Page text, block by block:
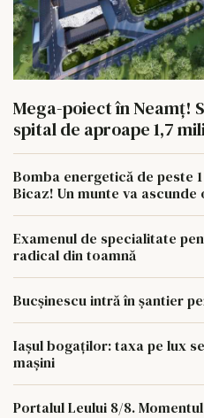
Mega-poiect în Neamț!
spital de aproape 1,7
paturi
Bomba energetică de peste
Bicaz! Un munte va
Examenul de specialitate
radical din toamnă
Bucșinescu intră în șantier
Iașul bogaților: taxa pe lux
mașini
Portalul Leului 8/8.